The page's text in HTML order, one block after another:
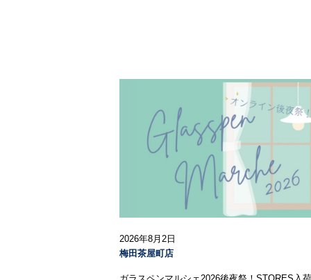
2026年8月2日
梅田茶屋町店